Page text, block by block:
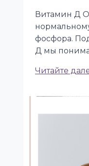
Витамин Д
фосфора.
Д мы
Читайте